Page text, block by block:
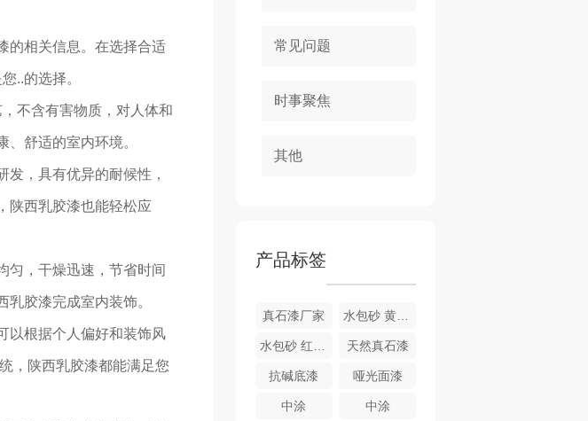
的相关信息。在选择合适
..的选择。
不含有害物质，对人体和
舒适的室内环境。
，具有优异的耐候性，
陕西乳胶漆也能轻松应
匀，干燥迅速，节省时间
胶漆完成室内装饰。
以根据个人偏好和装饰风
，陕西乳胶漆都能满足您
常见问题
时事聚焦
其他
产品标签
真石漆厂家 水包砂 黄金麻
水包砂 红宝石 天然真石漆
抗碱底漆 哑光面漆
中涂 中涂